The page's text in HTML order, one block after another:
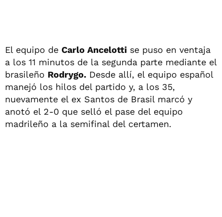
El equipo de Carlo Ancelotti se puso en ventaja
a los 11 minutos de la segunda parte mediante el
brasileño Rodrygo. Desde allí, el equipo español
manejó los hilos del partido y, a los 35,
nuevamente el ex Santos de Brasil marcó y
anotó el 2-0 que selló el pase del equipo
madrileño a la semifinal del certamen.